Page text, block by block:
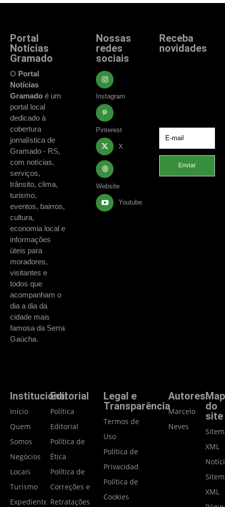
Portal
Notícias
Gramado
O Portal
Notícias
Gramado é um
portal local
dedicado à
cobertura
jornalística de
Gramado - RS,
com notícias,
serviços,
trânsito, clima,
turismo,
eventos, bairros,
cultura,
economia local e
informações
úteis para
moradores,
visitantes e
todos que
acompanham o
dia a dia da
cidade mais
famosa da Serra
Gaúcha.
Nossas
redes
sociais
Instagram
Pinterest
X
Website
Youtube
Receba
novidades
Enviar
Institucional
Início
Quem
Somos
Negócios
Locais
Turismo
Expediente
Editorial
Política
Editorial
Política de
Ética
Política de
Correções e
Retratações
Legal e
Transparência
Termos de
Uso
Política de
Privacidade
Política de
Cookies
Autores
Marcelo
Neves
do
site
XML
XML